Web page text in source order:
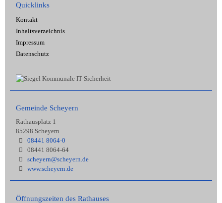
Quicklinks
Kontakt
Inhaltsverzeichnis
Impressum
Datenschutz
Gemeinde Scheyern
Rathausplatz 1
85298 Scheyern
08441 8064-0
08441 8064-64
scheyern@scheyern.de
www.scheyern.de
Öffnungszeiten des Rathauses